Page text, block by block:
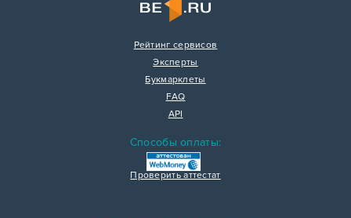
Рейтинг сервисов
Эксперты
Букмарклеты
FAQ
API
Способы оплаты:
Проверить аттестат